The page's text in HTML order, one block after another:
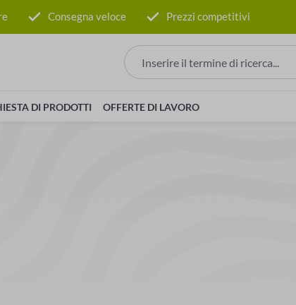
Consegna veloce Prezzi competitivi
DI PRODOTTI OFFERTE DI LAVORO